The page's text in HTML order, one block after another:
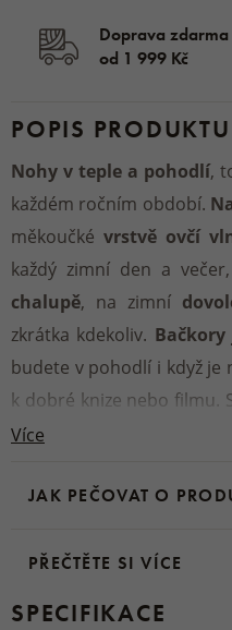
Doprava zdarma
od 1 999 Kč
POPIS PRODUKTU
Nohy v teple a pohodlí,
každém ročním období.
měkoučké vrstvě ovčí
každý zimní den a
chalupě, na zimní
zkrátka kdekoliv.
budete v pohodlí i když je
k dobré knize nebo filmu.
hebká broušená kůže
Více
JAK PEČOVAT O
PŘEČTĚTE SI VÍCE
SPECIFIKACE